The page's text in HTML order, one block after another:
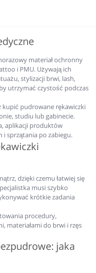
materiał ochronny
i PMU. Używają ich
stylizacji brwi, lash,
utrzymać czystość podczas
kupić pudrowane rękawiczki
studiu lub gabinecie.
aplikacji produktów
i sprzątania po zabiegu.
dzięki czemu łatwiej się
musi szybko
krótkie zadania
procedury,
materiałami do brwi i rzęs
jaka